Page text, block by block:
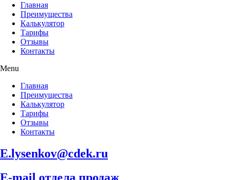
Главная
Преимущества
Калькулятор
Тарифы
Отзывы
Контакты
Menu
Главная
Преимущества
Калькулятор
Тарифы
Отзывы
Контакты
E.lysenkov@cdek.ru